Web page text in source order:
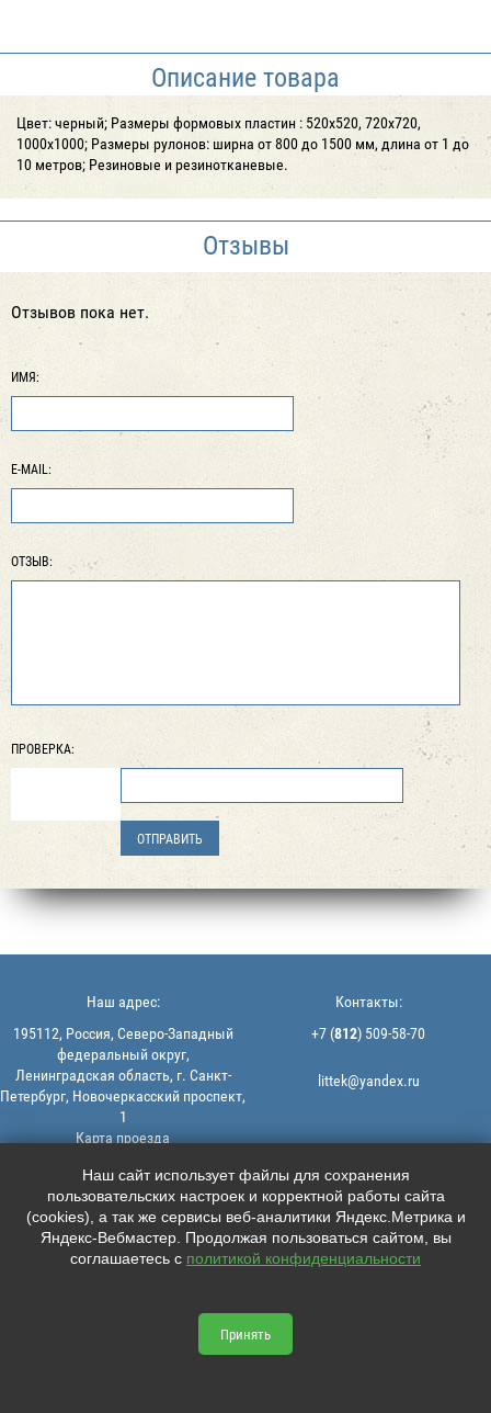
Описание товара
Цвет: черный; Размеры формовых пластин : 520х520, 720х720,
1000х1000; Размеры рулонов: ширна от 800 до 1500 мм, длина от 1 до
10 метров; Резиновые и резинотканевые.
Отзывы
Отзывов пока нет.
ИМЯ:
E-MAIL:
ОТЗЫВ:
ПРОВЕРКА:
© 2013-2026 | ООО "ЛИТТЕК" -
производство и продажа РТИ
ИНН: 7806523560 | ОГРН:
1147847126162
Политика конфиденциальности |
Пользовательское соглашение
Наш адрес:
195112, Россия, Северо-Западный
федеральный округ,
Ленинградская область, г. Санкт-
Петербург, Новочеркасский проспект,
1
Карта проезда
Контакты:
+7 (812) 509-58-70
littek@yandex.ru
Мы в соцсетях:
    
Наш сайт использует файлы для сохранения
пользовательских настроек и корректной работы сайта
(cookies), а так же сервисы веб-аналитики Яндекс.Метрика и
Яндекс-Вебмастер. Продолжая пользоваться сайтом, вы
соглашаетесь с политикой конфиденциальности
Принять